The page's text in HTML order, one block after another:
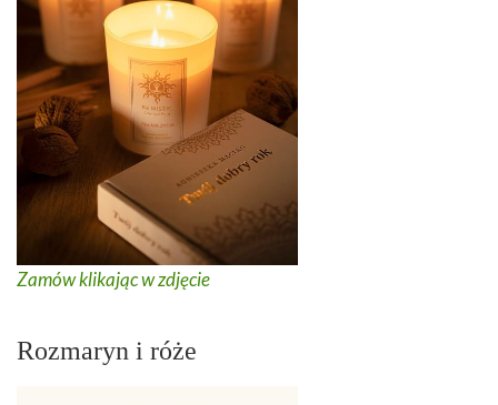
Zamów klikając w zdjęcie
Rozmaryn i róże